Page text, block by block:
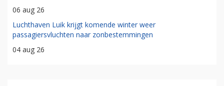
06 aug 26
Luchthaven Luik krijgt komende winter weer
passagiersvluchten naar zonbestemmingen
04 aug 26